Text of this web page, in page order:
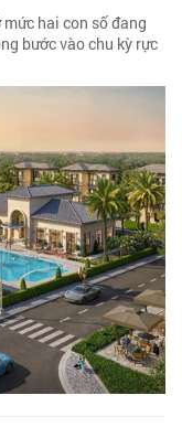
hai con số đang
bước vào chu kỳ rực